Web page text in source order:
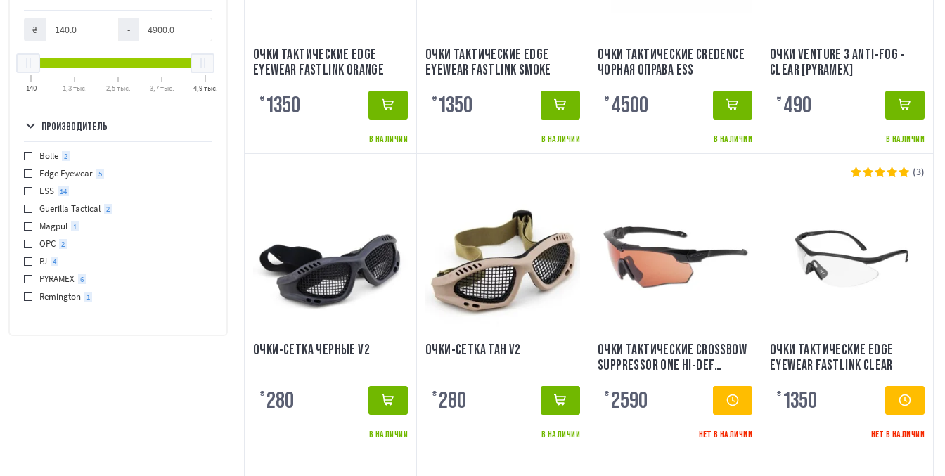
₴ -
140 1,3 тыс. 2,5 тыс. 3,7 тыс. 4,9 тыс.
ПРОИЗВОДИТЕЛЬ
Bolle 2
Edge Eyewear 5
ESS 14
Guerilla Tactical 2
Magpul 1
OPC 2
PJ 4
PYRAMEX 6
Remington 1
ОЧКИ ТАКТИЧЕСКИЕ EDGE
EYEWEAR FASTLINK ORANGE
₴ 1350
В НАЛИЧИИ
ОЧКИ ТАКТИЧЕСКИЕ EDGE
EYEWEAR FASTLINK SMOKE
₴ 1350
В НАЛИЧИИ
ОЧКИ ТАКТИЧЕСКИЕ CREDENCE
ЧОРНАЯ ОПРАВА ESS
₴ 4500
В НАЛИЧИИ
ОЧКИ VENTURE 3 ANTI-FOG -
CLEAR [PYRAMEX]
₴ 490
В НАЛИЧИИ
ОЧКИ-СЕТКА ЧЕРНЫЕ V2
₴ 280
В НАЛИЧИИ
ОЧКИ-СЕТКА ТАН V2
₴ 280
В НАЛИЧИИ
ОЧКИ ТАКТИЧЕСКИЕ CROSSBOW
SUPPRESSOR ONE HI-DEF
₴ 2590
НЕТ В НАЛИЧИИ
(3)
ОЧКИ ТАКТИЧЕСКИЕ EDGE
EYEWEAR FASTLINK CLEAR
₴ 1350
НЕТ В НАЛИЧИИ